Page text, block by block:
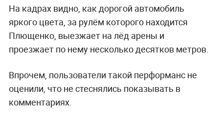
На кадрах видно, как дорогой автомобиль
яркого цвета, за рулём которого находится
Плющенко, выезжает на лёд арены и
проезжает по нему несколько десятков метров.
Впрочем, пользователи такой перформанс не
оценили, что не стеснялись показывать в
комментариях.